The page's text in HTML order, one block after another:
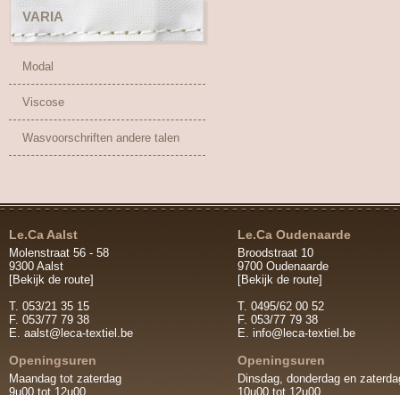
VARIA
Modal
Viscose
Wasvoorschriften andere talen
Le.Ca Aalst
Molenstraat 56 - 58
9300 Aalst
[Bekijk de route]
T. 053/21 35 15
F. 053/77 79 38
E. aalst@leca-textiel.be
Openingsuren
Maandag tot zaterdag
9u00 tot 12u00
Le.Ca Oudenaarde
Broodstraat 10
9700 Oudenaarde
[Bekijk de route]
T. 0495/62 00 52
F. 053/77 79 38
E. info@leca-textiel.be
Openingsuren
Dinsdag, donderdag en
10u00 tot 12u00